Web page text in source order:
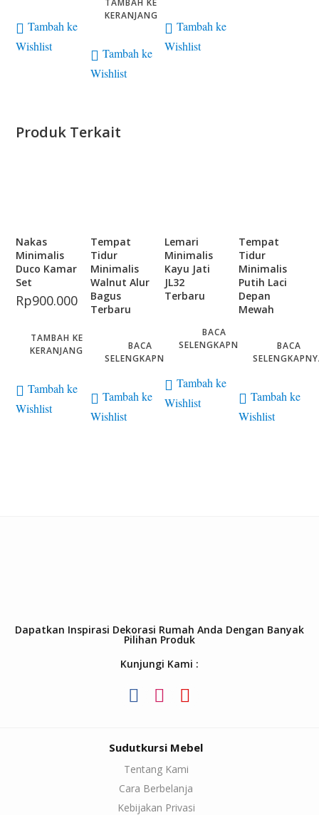
Tambah ke
Wishlist
KERANJANG
Tambah ke
Wishlist
Tambah ke
Wishlist
Produk Terkait
Nakas
Minimalis
Duco Kamar
Set
Rp900.000
TAMBAH KE
KERANJANG
Tambah ke
Wishlist
Tempat
Tidur
Minimalis
Walnut Alur
Bagus
Terbaru
BACA
SELENGKAPNYA
Tambah ke
Wishlist
Lemari
Minimalis
Kayu Jati
JL32
Terbaru
BACA
SELENGKAPNYA
Tambah ke
Wishlist
Tempat
Tidur
Minimalis
Putih Laci
Depan
Mewah
BACA
Tambah ke
Wishlist
Dapatkan Inspirasi Dekorasi Rumah Anda Dengan Banyak
Pilihan Produk
Kunjungi Kami :
Sudutkursi Mebel
Tentang Kami
Cara Berbelanja
Kebijakan Privasi